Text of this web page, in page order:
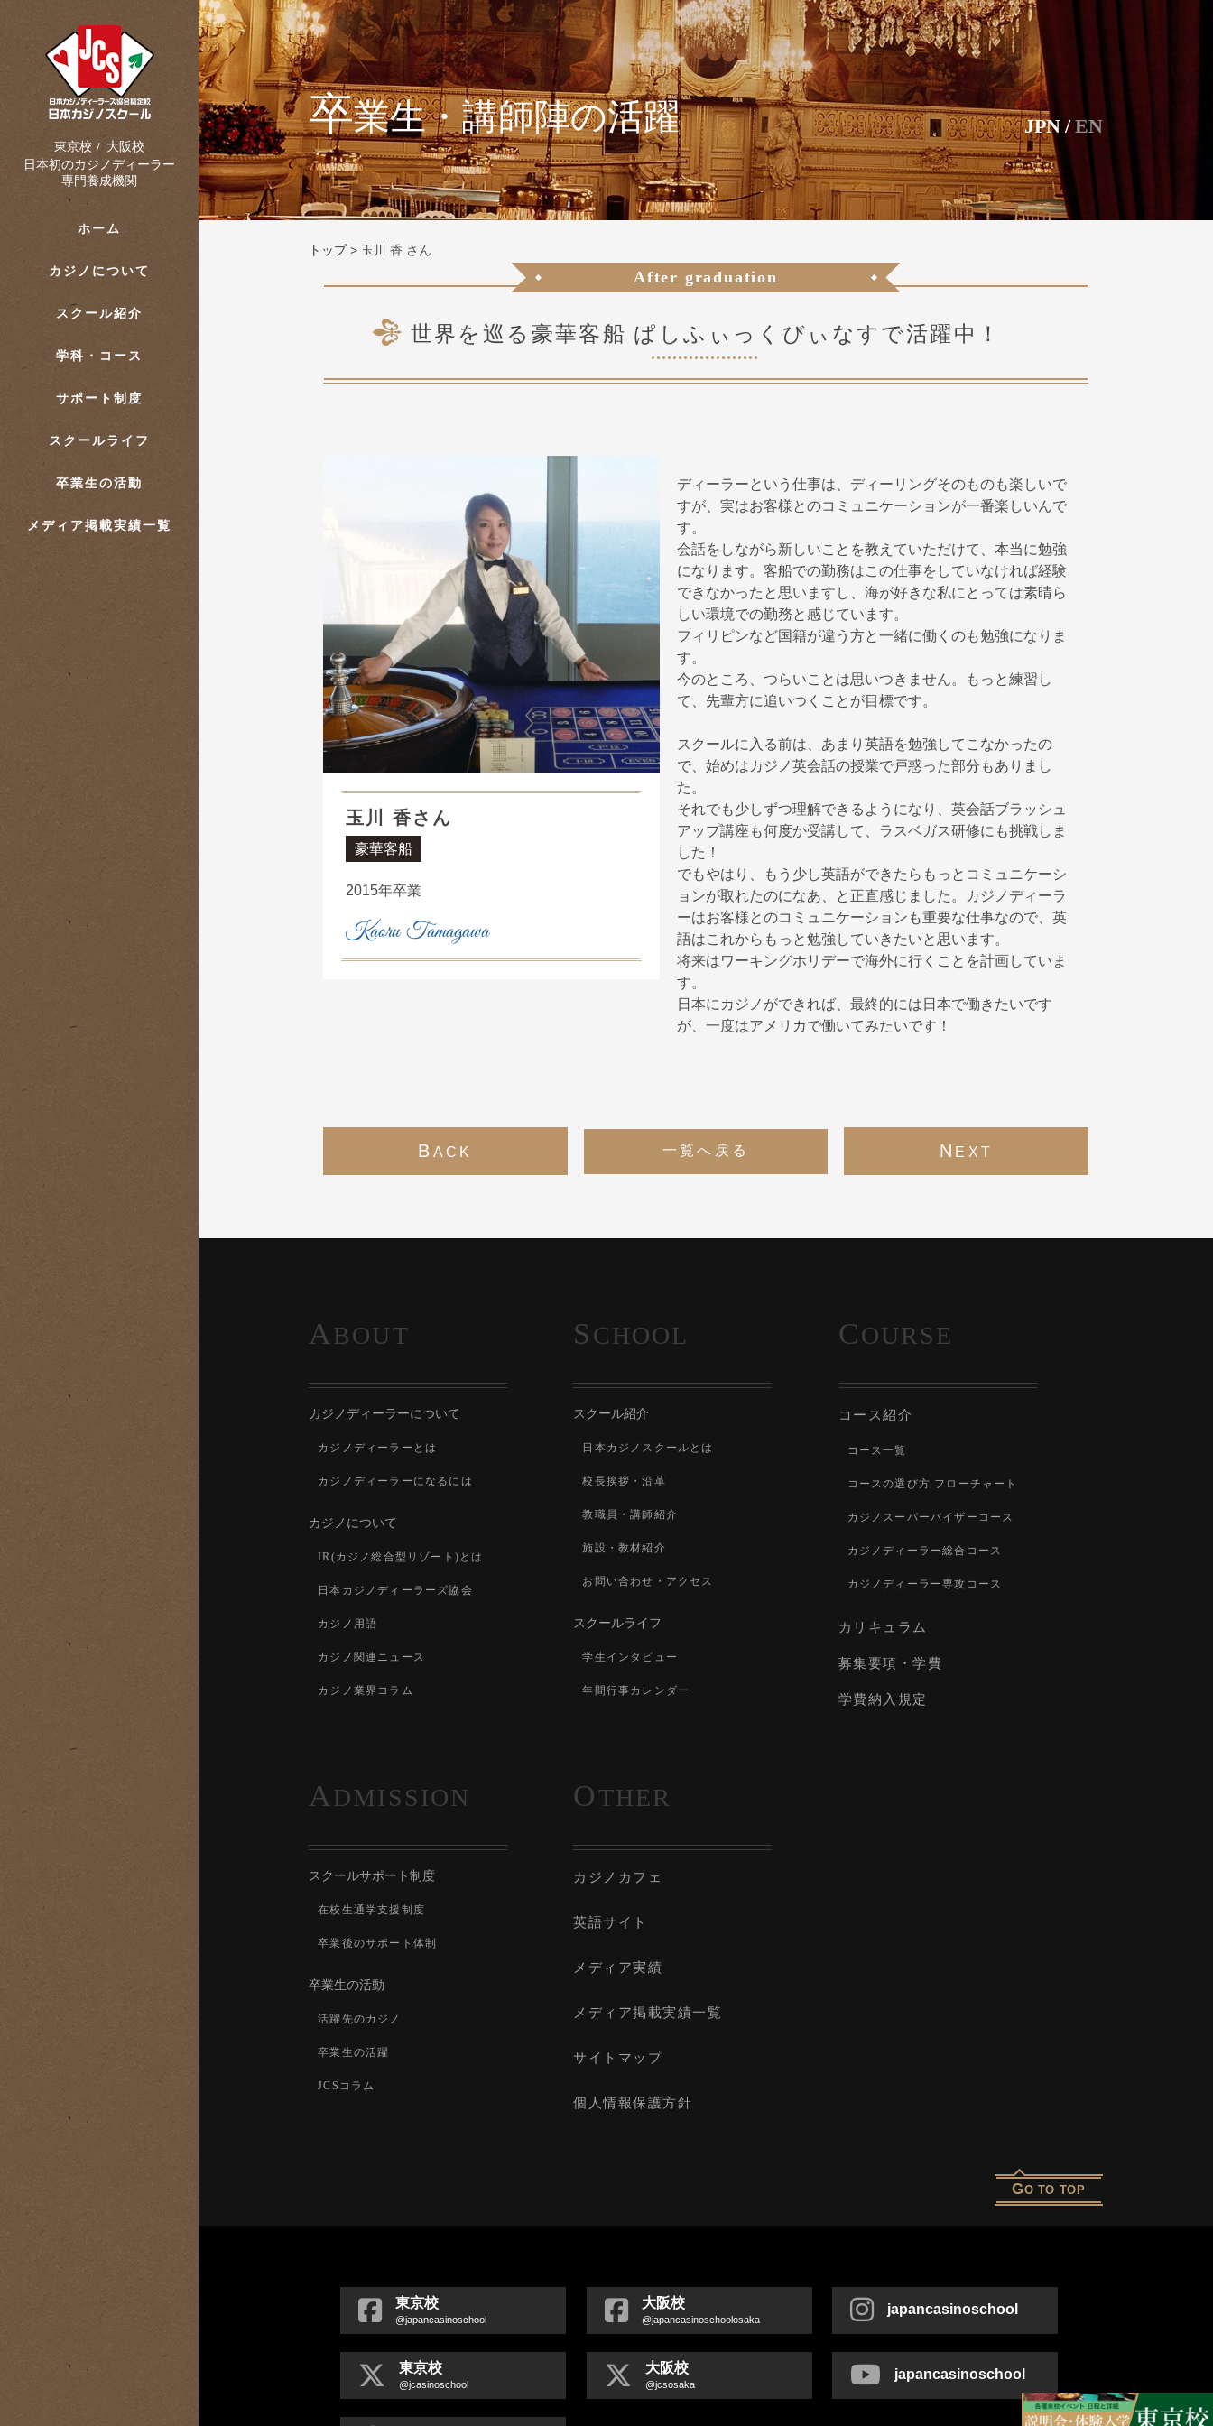
東京校 / 大阪校
日本初のカジノディーラー
専門養成機関
ホーム
カジノについて
スクール紹介
学科・コース
サポート制度
スクールライフ
卒業生の活動
メディア掲載実績一覧
卒業生・講師陣の活躍 JPN / EN
トップ> 玉川 香 さん
After graduation
世界を巡る豪華客船 ぱしふぃっくびぃなすで活躍中！
玉川 香さん
豪華客船
2015年卒業
Kaoru Tamagawa
ディーラーという仕事は、ディーリングそのものも楽しいで
すが、実はお客様とのコミュニケーションが一番楽しいんで
す。
会話をしながら新しいことを教えていただけて、本当に勉強
になります。客船での勤務はこの仕事をしていなければ経験
できなかったと思いますし、海が好きな私にとっては素晴ら
しい環境での勤務と感じています。
フィリピンなど国籍が違う方と一緒に働くのも勉強になりま
す。
今のところ、つらいことは思いつきません。もっと練習し
て、先輩方に追いつくことが目標です。
スクールに入る前は、あまり英語を勉強してこなかったの
で、始めはカジノ英会話の授業で戸惑った部分もありまし
た。
それでも少しずつ理解できるようになり、英会話ブラッシュ
アップ講座も何度か受講して、ラスベガス研修にも挑戦しま
した！
でもやはり、もう少し英語ができたらもっとコミュニケーシ
ョンが取れたのになあ、と正直感じました。カジノディーラ
ーはお客様とのコミュニケーションも重要な仕事なので、英
語はこれからもっと勉強していきたいと思います。
将来はワーキングホリデーで海外に行くことを計画していま
す。
日本にカジノができれば、最終的には日本で働きたいです
が、一度はアメリカで働いてみたいです！
B ACK 一覧へ戻る N EXT
A BOUT
カジノディーラーについて
カジノディーラーとは
カジノディーラーになるには
カジノについて
IR(カジノ総合型リゾート)とは
日本カジノディーラーズ協会
カジノ用語
カジノ関連ニュース
カジノ業界コラム
SCHOOL
スクール紹介
日本カジノスクールとは
校長挨拶・沿革
教職員・講師紹介
施設・教材紹介
お問い合わせ・アクセス
スクールライフ
学生インタビュー
年間行事カレンダー
COURSE
コース紹介
コース一覧
コースの選び方 フローチャート
カジノスーパーバイザーコース
カジノディーラー総合コース
カジノディーラー専攻コース
カリキュラム
募集要項・学費
学費納入規定
A DMISSION
スクールサポート制度
在校生通学支援制度
卒業後のサポート体制
卒業生の活動
活躍先のカジノ
卒業生の活躍
JCSコラム
OTHER
カジノカフェ
英語サイト
メディア実績
メディア掲載実績一覧
サイトマップ
個人情報保護方針
GO TO TOP
東京校
@japancasinoschool
大阪校
@japancasinoschoolosaka
japancasinoschool
東京校
@jcasinoschool
大阪校
@jcsosaka
japancasinoschool